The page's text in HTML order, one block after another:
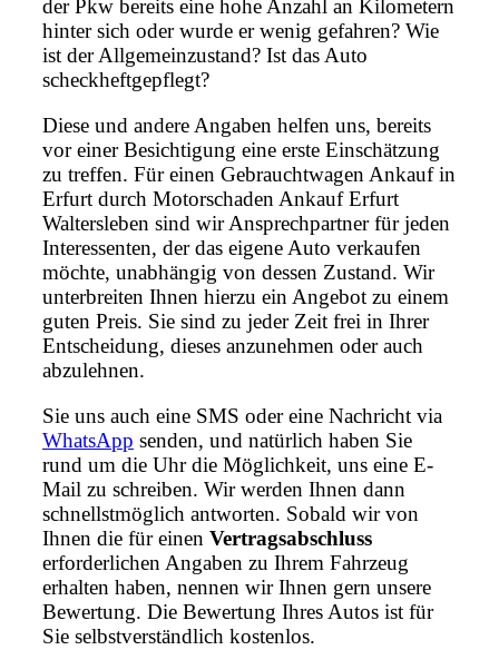
der Pkw bereits eine hohe Anzahl an Kilometern
hinter sich oder wurde er wenig gefahren? Wie
ist der Allgemeinzustand? Ist das Auto
scheckheftgepflegt?
Diese und andere Angaben helfen uns, bereits
vor einer Besichtigung eine erste Einschätzung
zu treffen. Für einen Gebrauchtwagen Ankauf in
Erfurt durch Motorschaden Ankauf Erfurt
Waltersleben sind wir Ansprechpartner für jeden
Interessenten, der das eigene Auto verkaufen
möchte, unabhängig von dessen Zustand. Wir
unterbreiten Ihnen hierzu ein Angebot zu einem
guten Preis. Sie sind zu jeder Zeit frei in Ihrer
Entscheidung, dieses anzunehmen oder auch
abzulehnen.
Sie uns auch eine SMS oder eine Nachricht via
WhatsApp senden, und natürlich haben Sie
rund um die Uhr die Möglichkeit, uns eine E-
Mail zu schreiben. Wir werden Ihnen dann
schnellstmöglich antworten. Sobald wir von
Ihnen die für einen Vertragsabschluss
erforderlichen Angaben zu Ihrem Fahrzeug
erhalten haben, nennen wir Ihnen gern unsere
Bewertung. Die Bewertung Ihres Autos ist für
Sie selbstverständlich kostenlos.